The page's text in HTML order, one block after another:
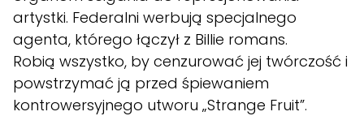
artystki. Federalni werbują specjalnego
agenta, którego łączył z Billie romans.
Robią wszystko, by cenzurować jej twórczość i
powstrzymać ją przed śpiewaniem
kontrowersyjnego utworu „Strange Fruit”.